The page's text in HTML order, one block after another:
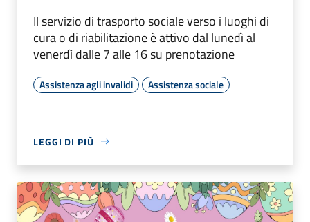
Il servizio di trasporto sociale verso i luoghi di
cura o di riabilitazione è attivo dal lunedì al
venerdì dalle 7 alle 16 su prenotazione
Assistenza agli invalidi Assistenza sociale
LEGGI DI PIÙ